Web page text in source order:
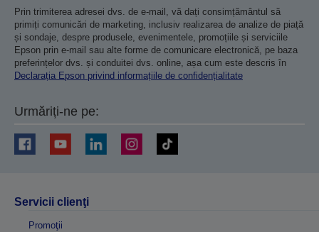
Prin trimiterea adresei dvs. de e-mail, vă dați consimțământul să
primiți comunicări de marketing, inclusiv realizarea de analize de piață
și sondaje, despre produsele, evenimentele, promoțiile și serviciile
Epson prin e-mail sau alte forme de comunicare electronică, pe baza
preferințelor dvs. și conduitei dvs. online, așa cum este descris în
Declarația Epson privind informațiile de confidențialitate
Urmăriți-ne pe:
Servicii clienţi
Promoţii